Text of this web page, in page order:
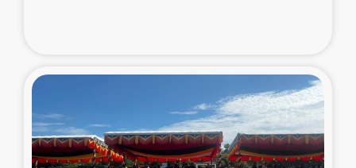
デニヤヤ小規模紅茶農家支援
コーヒー生産者支援
アイナロ県マウベシ郡でのコーヒー畑改善事業